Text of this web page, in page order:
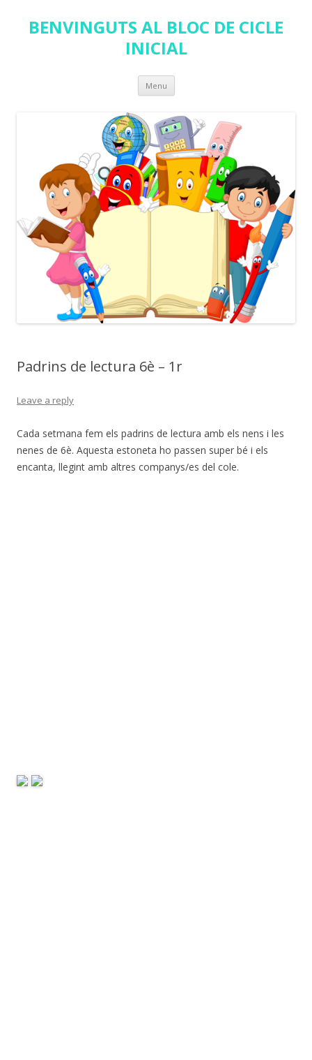
BENVINGUTS AL BLOC DE CICLE
INICIAL
Menu Skip
content
Padrins de lectura 6è – 1r
Leave a reply
Cada setmana fem els padrins de lectura amb els nens i les
nenes de 6è. Aquesta estoneta ho passen super bé i els
encanta, llegint amb altres companys/es del cole.